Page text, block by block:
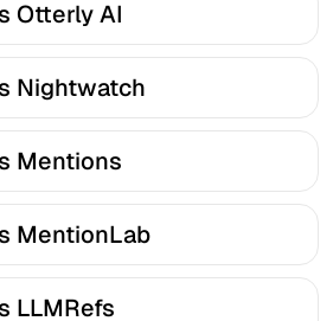
Otterly AI
Nightwatch
Mentions
MentionLab
LLMRefs